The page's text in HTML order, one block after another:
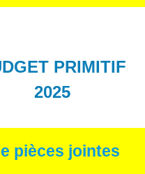
PRIMITIF
2025
pièces jointes